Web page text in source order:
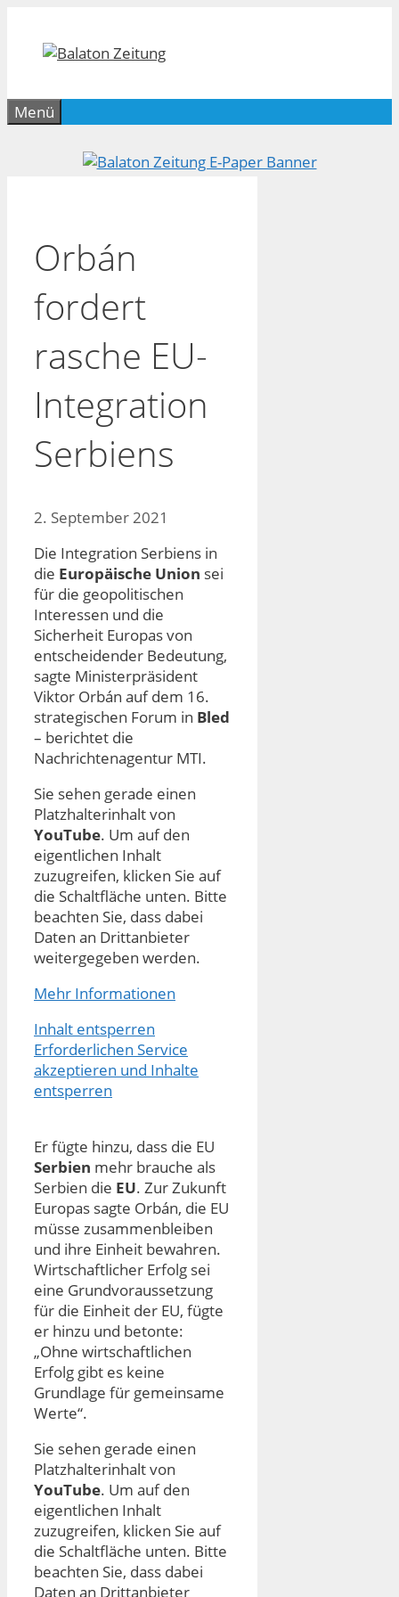
springen
Menü
Orbán
fordert
rasche EU-
Integration
Serbiens
2. September 2021
Die Integration Serbiens in
die Europäische Union sei
für die geopolitischen
Interessen und die
Sicherheit Europas von
entscheidender Bedeutung,
sagte Ministerpräsident
Viktor Orbán auf dem 16.
strategischen Forum in Bled
– berichtet die
Nachrichtenagentur MTI.
Sie sehen gerade einen
Platzhalterinhalt von
YouTube. Um auf den
eigentlichen Inhalt
zuzugreifen, klicken Sie auf
die Schaltfläche unten. Bitte
beachten Sie, dass dabei
Daten an Drittanbieter
weitergegeben werden.
Mehr Informationen
Inhalt entsperren
Erforderlichen Service
akzeptieren und Inhalte
entsperren
Er fügte hinzu, dass die EU
Serbien mehr brauche als
Serbien die EU. Zur Zukunft
Europas sagte Orbán, die EU
müsse zusammenbleiben
und ihre Einheit bewahren.
Wirtschaftlicher Erfolg sei
eine Grundvoraussetzung
für die Einheit der EU, fügte
er hinzu und betonte:
„Ohne wirtschaftlichen
Erfolg gibt es keine
Grundlage für gemeinsame
Werte“.
Sie sehen gerade einen
Platzhalterinhalt von
YouTube. Um auf den
eigentlichen Inhalt
zuzugreifen, klicken Sie auf
die Schaltfläche unten. Bitte
beachten Sie, dass dabei
Daten an Drittanbieter